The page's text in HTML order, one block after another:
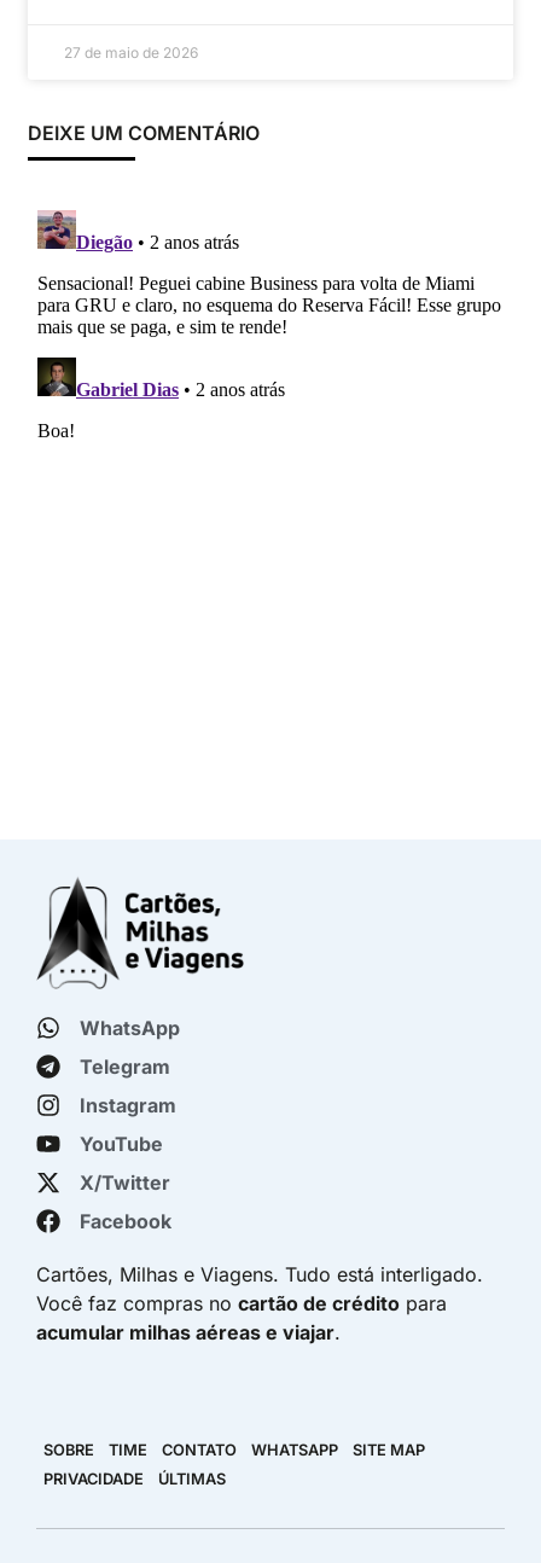
27 de maio de 2026
DEIXE UM COMENTÁRIO
WhatsApp
Telegram
Instagram
YouTube
X/Twitter
Facebook
Cartões, Milhas e Viagens. Tudo está interligado.
Você faz compras no cartão de crédito para
acumular milhas aéreas e viajar.
SOBRE TIME CONTATO WHATSAPP
SITE MAP
PRIVACIDADE
ÚLTIMAS